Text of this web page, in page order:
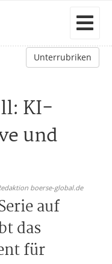
Unterrubriken
KI-
und
boerse-global.de
auf
das
für